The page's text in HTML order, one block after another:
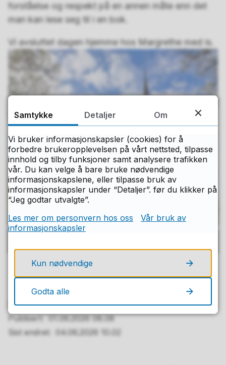
forståelse og respekt på en annen måte enn det
man kan lese seg til i en bok.
Vi avsluttet dagen hjemme hos Margrethe med is.
Publisert av
Gro Elisabeth Havnås Hovland
Publisert
01.06.2026 08.08
Sist endret
04.06.2026 10.02
Samtykke Detaljer Om
Vi bruker informasjonskapsler (cookies) for å
forbedre brukeropplevelsen på vårt nettsted, tilpasse
innhold og tilby funksjoner samt analysere trafikken
vår. Du kan velge å bare bruke nødvendige
informasjonskapslene, eller tilpasse bruk av
informasjonskapsler under “Detaljer”. før du klikker på
“Jeg godtar utvalgte”.
Les mer om personvern hos oss
Vår bruk av
informasjonskapsler
Kun nødvendige
Godta alle